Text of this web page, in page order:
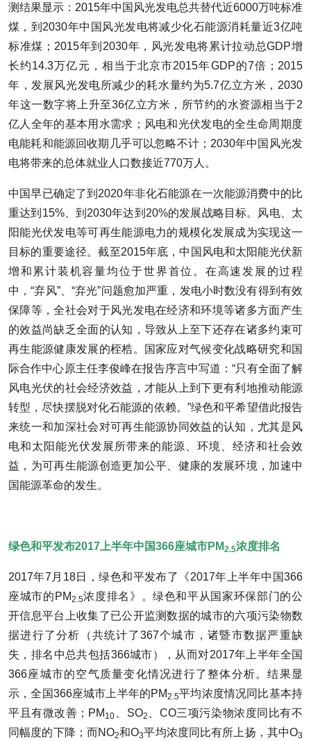
测结果显示：2015年中国风光发电总共替代近6000万吨标准
煤，到2030年中国风光发电将减少化石能源消耗量近3亿吨
标准煤；2015年到2030年，风光发电将累计拉动总GDP增
长约14.3万亿元，相当于北京市2015年GDP的7倍；2015
年，发展风光发电所减少的耗水量约为5.7亿立方米，2030
年这一数字将上升至36亿立方米，所节约的水资源相当于2
亿人全年的基本用水需求；风电和光伏发电的全生命周期度
电能耗和能源回收期几乎可以忽略不计；2030年中国风光发
电将带来的总体就业人口数接近770万人。
中国早已确定了到2020年非化石能源在一次能源消费中的比
重达到15%、到2030年达到20%的发展战略目标。风电、太
阳能光伏发电等可再生能源电力的规模化发展成为实现这一
目标的重要途径。截至2015年底，中国风电和太阳能光伏新
增和累计装机容量均位于世界首位。在高速发展的过程
中，“弃风”、“弃光”问题愈加严重，发电小时数没有得到有效
保障等，全社会对于风光发电在经济和环境等诸多方面产生
的效益尚缺乏全面的认知，导致从上至下还存在诸多约束可
再生能源健康发展的桎梏。国家应对气候变化战略研究和国
际合作中心原主任李俊峰在报告序言中写道：“只有全面了解
风电光伏的社会经济效益，才能从上到下更有利地推动能源
转型，尽快摆脱对化石能源的依赖。”绿色和平希望借此报告
来统一和加深社会对可再生能源协同效益的认知，尤其是风
电和太阳能光伏发展所带来的能源、环境、经济和社会效
益，为可再生能源创造更加公平、健康的发展环境，加速中
国能源革命的发生。
绿色和平发布2017上半年中国366座城市PM2.5浓度排名
2017年7月18日，绿色和平发布了《2017年上半年中国366
座城市的PM2.5浓度排名》。绿色和平从国家环保部门的公
开信息平台上收集了已公开监测数据的城市的六项污染物数
据进行了分析（共统计了367个城市，诸暨市数据严重缺
失，排名中总共包括366城市），从而对2017年上半年全国
366座城市的空气质量变化情况进行了整体分析。结果显
示，全国366座城市上半年的PM2.5平均浓度情况同比基本持
平且有微改善；PM 10 、SO2
、CO三项污染物浓度同比有不
同幅度的下降；而NO2和O3平均浓度同比有所上扬，其中O3